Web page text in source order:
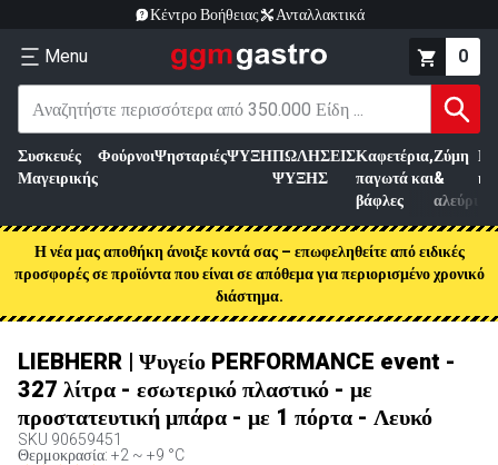
Κέντρο Βοήθειας Ανταλλακτικά
Menu 0
Συσκευές
Μαγειρικής
ΦούρνοιΨησταριέςΨΥΞΗΠΩΛΗΣΕΙΣ
ΨΥΞΗΣ
Καφετέρια,
παγωτά και
βάφλες
Ζύμη
&
αλεύρι
Η νέα μας αποθήκη άνοιξε κοντά σας – επωφεληθείτε από ειδικές
προσφορές σε προϊόντα που είναι σε απόθεμα για περιορισμένο χρονικό
διάστημα.
LIEBHERR | Ψυγείο PERFORMANCE event -
327 λίτρα - εσωτερικό πλαστικό - με
προστατευτική μπάρα - με 1 πόρτα - Λευκό
SKU 90659451
Θερμοκρασία: +2 ~ +9 °C